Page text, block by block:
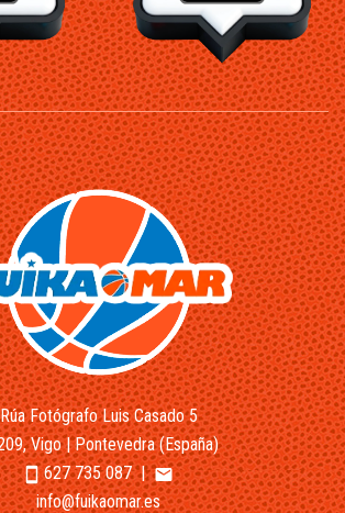
Rúa Fotógrafo Luis Casado 5
Vigo | Pontevedra (España)
smartphone627 735 087|email
info@fuikaomar.es